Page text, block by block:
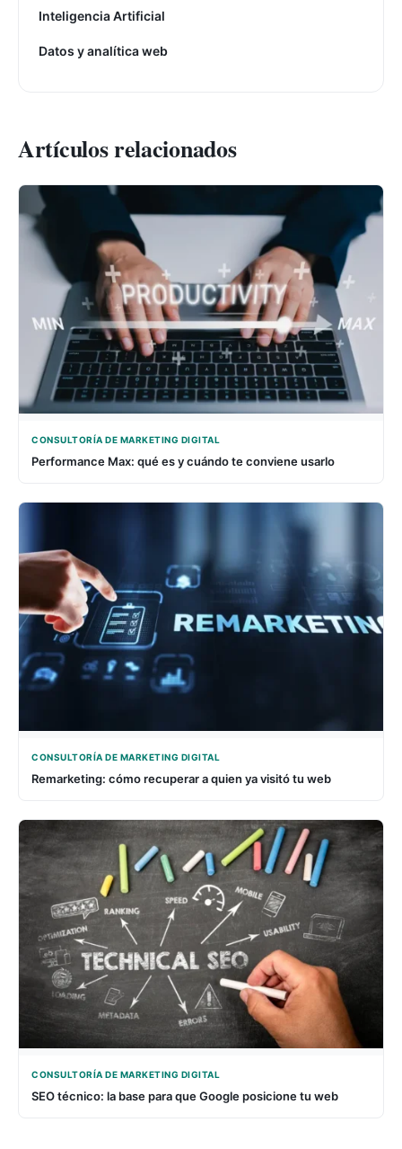
Inteligencia Artificial
Datos y analítica web
Artículos relacionados
CONSULTORÍA DE MARKETING DIGITAL
Performance Max: qué es y cuándo te conviene usarlo
CONSULTORÍA DE MARKETING DIGITAL
Remarketing: cómo recuperar a quien ya visitó tu web
CONSULTORÍA DE MARKETING DIGITAL
SEO técnico: la base para que Google posicione tu web